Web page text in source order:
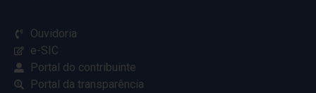
Ouvidoria
e-SIC
Portal do contribuinte
Portal da transparência